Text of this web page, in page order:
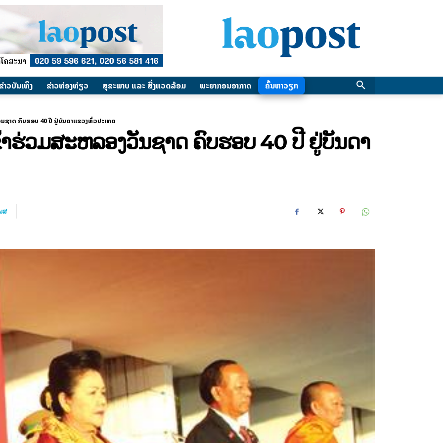
າວບັນເທິງ ​ຂ່າວທ່ອງທ່ຽວ ສຸຂະພາບ ແລະ ສີ່ງແວດລ້ອມ ພະຍາກອນອາກາດ ຄົ້ນຫາວຽກ
ຊາດ ຄົບຮອບ 40 ປີ ຢູ່ບັນດາແຂວງທົ່ວປະເທດ
າຮ່ວມສະຫລອງວັນຊາດ ຄົບຮອບ 40 ປີ ຢູ່ບັນດາ
ສ